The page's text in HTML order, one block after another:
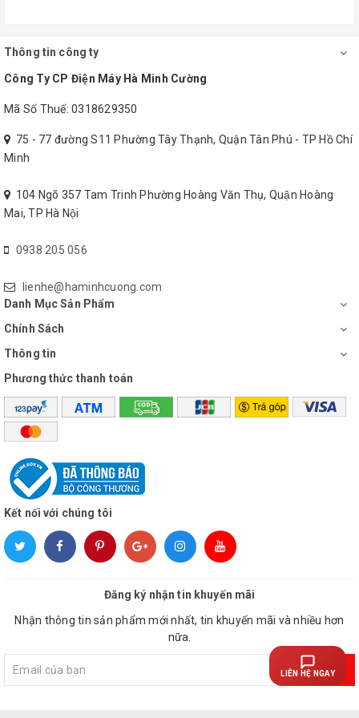
Áp dụng 5S – KAIZEN trong toàn công ty đã tạo nên nền tảng
vững chắc cho các giải pháp cải tiến năng suất và chất lượng.
được vị thế của mình, Luôn hướng tới khách hàng chính là sự tồn
Thông tin công ty
Công Ty CP Điện Máy Hà Minh Cường
Mã Số Thuế: 0318629350
75 - 77 đường S11 Phường Tây Thạnh, Quận Tân Phú - TP Hồ Chí
Minh
104 Ngõ 357 Tam Trinh Phường Hoàng Văn Thụ, Quận Hoàng
Mai, TP Hà Nội
0938 205 056
lienhe@haminhcuong.com
Danh Mục Sản Phẩm
Chính Sách
Thông tin
Phương thức thanh toán
Kết nối với chúng tôi
Đăng ký nhận tin khuyến mãi
Nhận thông tin sản phẩm mới nhất, tin khuyến mãi và nhiều hơn
nữa.
Đăng ký
LIÊN HỆ NGAY